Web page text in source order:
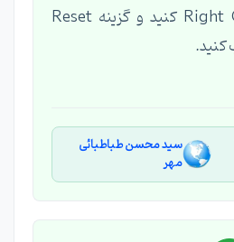
مورد نظرتون Right Click کنید و گزینه Reset
سید محسن طباطبائی
مهر